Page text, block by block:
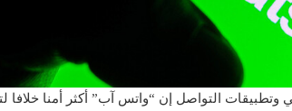
التواصل إن “واتس آب” أكثر أمنا خلافا